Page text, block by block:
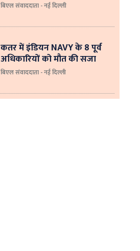
बिएल संवाददाता - नई दिल्‍ली
कतर में इंडियन NAVY के 8 पूर्व
अधिकारियों को मौत की सजा
बिएल संवाददाता - नई दिल्ली